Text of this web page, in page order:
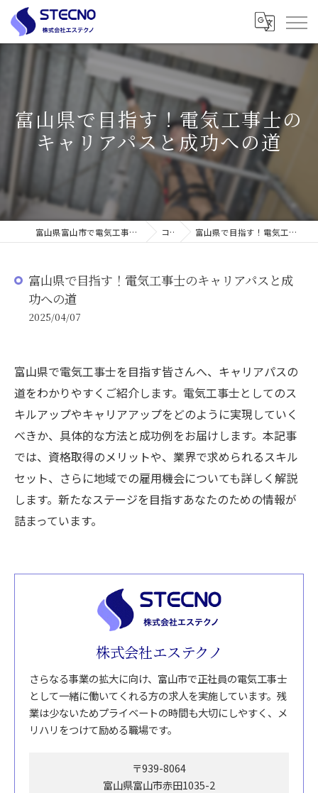
富山県で目指す！電気工事士の
キャリアパスと成功への道
富山県富山市で電気工事の求人なら株式会社エステクノ コラム 富山県で目指す！電気工事士のキャリアパスと成功への道
富山県で目指す！電気工事士のキャリアパスと成
功への道
2025/04/07
富山県で電気工事士を目指す皆さんへ、キャリアパスの
道をわかりやすくご紹介します。電気工事士としてのス
キルアップやキャリアアップをどのように実現していく
べきか、具体的な方法と成功例をお届けします。本記事
では、資格取得のメリットや、業界で求められるスキル
セット、さらに地域での雇用機会についても詳しく解説
します。新たなステージを目指すあなたのための情報が
詰まっています。
株式会社エステクノ
さらなる事業の拡大に向け、富山市で正社員の電気工事士
として一緒に働いてくれる方の求人を実施しています。残
業は少ないためプライベートの時間も大切にしやすく、メ
リハリをつけて励める職場です。
〒939-8064
富山県富山市赤田1035-2